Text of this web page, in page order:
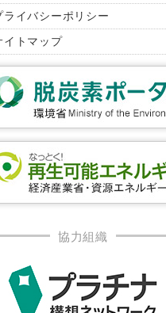
ライバシーポリシー
イトマップ
協力組織